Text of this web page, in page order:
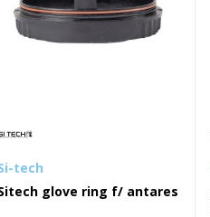
tech
glove ring f/ antares